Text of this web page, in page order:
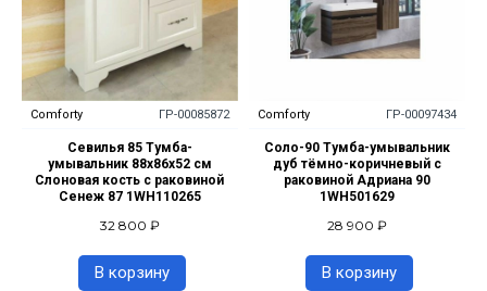
Comforty ГР-00085872
Севилья 85 Тумба-
умывальник 88х86х52 см
Слоновая кость с раковиной
Сенеж 87 1WH110265
32 800 ₽
В корзину
Comforty ГР-00097434
Соло-90 Тумба-умывальник
дуб тёмно-коричневый с
раковиной Адриана 90
1WH501629
28 900 ₽
В корзину